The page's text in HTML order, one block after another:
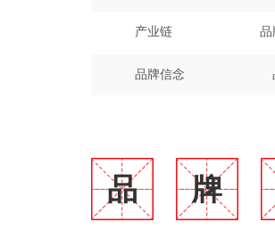
产业链 品
品牌信念
品 牌